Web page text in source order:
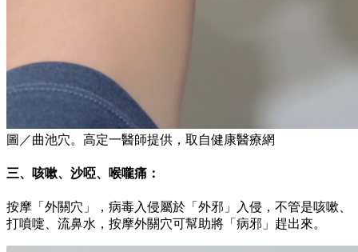
圖／曲池穴。高定一醫師提供，取自健康醫療網
三、咳嗽、沙啞、喉嚨痛：
按摩「外關穴」，病毒入侵屬於「外邪」入侵，不管是咳嗽、
打噴嚏、流鼻水，按摩外關穴可幫助將「病邪」趕出來。